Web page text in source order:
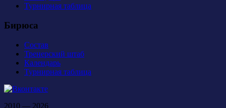
Турнирная таблица
Бирюса
Состав
Тренерский штаб
Календарь
Турнирная таблица
2010 — 2026